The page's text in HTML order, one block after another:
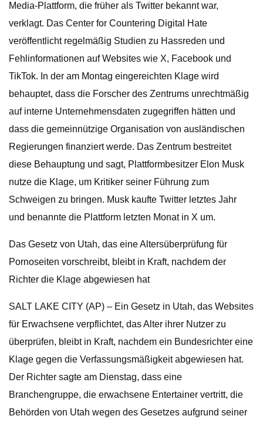
Media-Plattform, die früher als Twitter bekannt war,
verklagt. Das Center for Countering Digital Hate
veröffentlicht regelmäßig Studien zu Hassreden und
Fehlinformationen auf Websites wie X, Facebook und
TikTok. In der am Montag eingereichten Klage wird
behauptet, dass die Forscher des Zentrums unrechtmäßig
auf interne Unternehmensdaten zugegriffen hätten und
dass die gemeinnützige Organisation von ausländischen
Regierungen finanziert werde. Das Zentrum bestreitet
diese Behauptung und sagt, Plattformbesitzer Elon Musk
nutze die Klage, um Kritiker seiner Führung zum
Schweigen zu bringen. Musk kaufte Twitter letztes Jahr
und benannte die Plattform letzten Monat in X um.
Das Gesetz von Utah, das eine Altersüberprüfung für
Pornoseiten vorschreibt, bleibt in Kraft, nachdem der
Richter die Klage abgewiesen hat
SALT LAKE CITY (AP) – Ein Gesetz in Utah, das Websites
für Erwachsene verpflichtet, das Alter ihrer Nutzer zu
überprüfen, bleibt in Kraft, nachdem ein Bundesrichter eine
Klage gegen die Verfassungsmäßigkeit abgewiesen hat.
Der Richter sagte am Dienstag, dass eine
Branchengruppe, die erwachsene Entertainer vertritt, die
Behörden von Utah wegen des Gesetzes aufgrund seiner